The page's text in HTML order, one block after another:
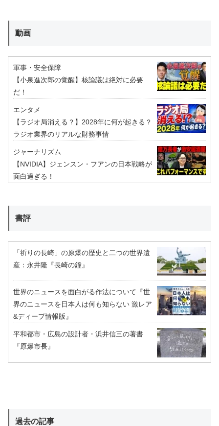
動画
軍事・安全保障
【小泉進次郎の覚醒】核論議は絶対に必要
だ！
エンタメ
【ラジオ局消える？】2028年に何が起きる？
ラジオ業界のリアルな財務事情
ジャーナリズム
【NVIDIA】ジェンスン・フアンの日本戦略が
面白過ぎる！
書評
「祈りの長崎」の原爆の歴史と二つの世界遺
産：永井隆『長崎の鐘』
世界のニュースを面白がる作法について『世
界のニュースを日本人は何も知らない 激レア
&ディープ情報版』
平和都市・広島の設計者・浜井信三の著書
『原爆市長』
過去の記事